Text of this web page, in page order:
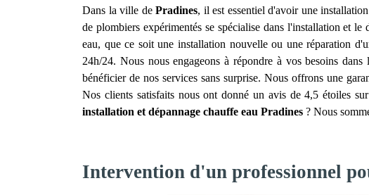
Dans la ville dePradines, il est essentiel d'avoir une
de plombiers expérimentés se spécialise dans l'installation et le
eau, que ce soit une installation nouvelle ou une réparation
24h/24. Nous nous engageons à répondre à vos besoins
bénéficier de nos services sans surprise. Nous offrons une
Nos clients satisfaits nous ont donné un avis de 4,5 étoiles
installation et dépannage chauffe eau Pradines ? Nous
Intervention d'un professionnel